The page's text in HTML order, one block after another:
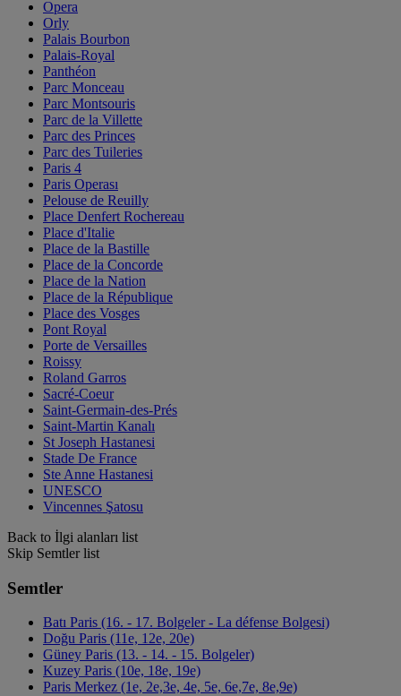
Opera
Orly
Palais Bourbon
Palais-Royal
Panthéon
Parc Monceau
Parc Montsouris
Parc de la Villette
Parc des Princes
Parc des Tuileries
Paris 4
Paris Operası
Pelouse de Reuilly
Place Denfert Rochereau
Place d'Italie
Place de la Bastille
Place de la Concorde
Place de la Nation
Place de la République
Place des Vosges
Pont Royal
Porte de Versailles
Roissy
Roland Garros
Sacré-Coeur
Saint-Germain-des-Prés
Saint-Martin Kanalı
St Joseph Hastanesi
Stade De France
Ste Anne Hastanesi
UNESCO
Vincennes Şatosu
Back to İlgi alanları list
Skip Semtler list
Semtler
Batı Paris (16. - 17. Bolgeler - La défense Bolgesi)
Doğu Paris (11e, 12e, 20e)
Güney Paris (13. - 14. - 15. Bolgeler)
Kuzey Paris (10e, 18e, 19e)
Paris Merkez (1e, 2e,3e, 4e, 5e, 6e,7e, 8e,9e)